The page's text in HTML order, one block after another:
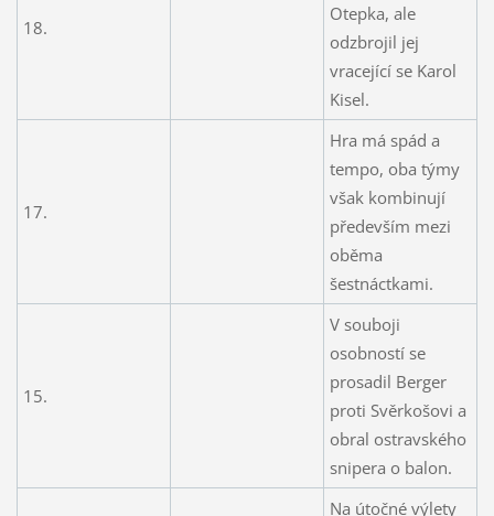
18.
Otepka, ale
odzbrojil jej
vracející se Karol
Kisel.
17.
Hra má spád a
tempo, oba týmy
však kombinují
především mezi
oběma
šestnáctkami.
15.
V souboji
osobností se
prosadil Berger
proti Svěrkošovi a
obral ostravského
snipera o balon.
Na útočné výlety